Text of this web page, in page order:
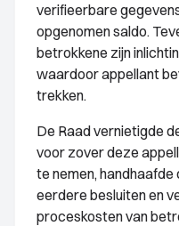
verifieerbare
opgenomen saldo.
betrokkene zijn
waardoor appellant
trekken.
De Raad vernietigde
voor zover deze
te nemen,
eerdere besluiten en
proceskosten van